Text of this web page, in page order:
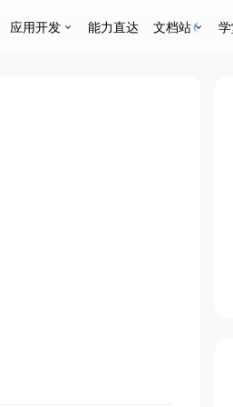
应用开发 能力直达 文档站